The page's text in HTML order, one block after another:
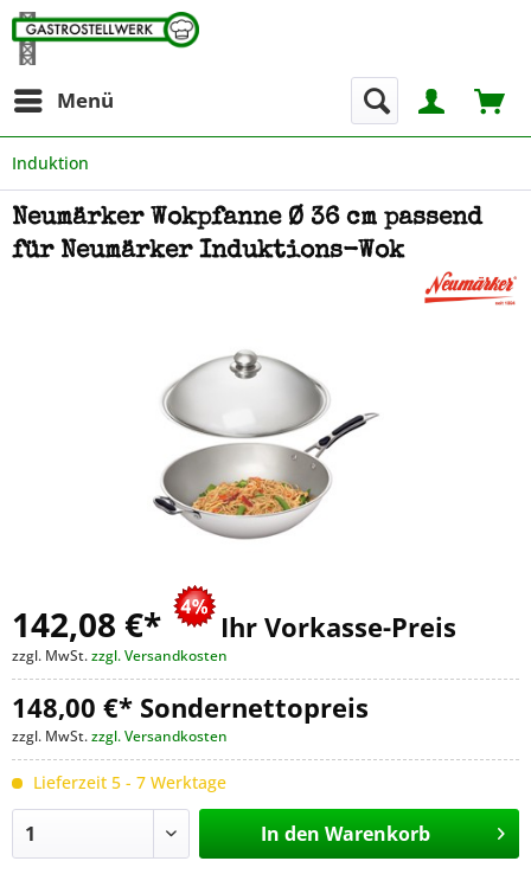
Menü
Induktion
Neumärker Wokpfanne Ø 36 cm passend
für Neumärker Induktions-Wok
142,08 €* Ihr Vorkasse-Preis
zzgl. MwSt.zzgl. Versandkosten
148,00 €* Sondernettopreis
zzgl. MwSt.zzgl. Versandkosten
Lieferzeit 5 - 7 Werktage
In den Warenkorb